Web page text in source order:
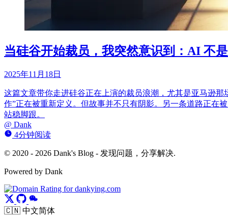
当硅谷开始裁员，我突然意识到：AI 不
2025年11月18日
这篇文章带你走进硅谷正在上演的裁员浪潮，尤其是亚马逊
作”正在被重新定义。但故事并不只有阴影。另一条道路正
站稳脚跟。
@ Dank
4分钟阅读
© 2020 - 2026 Dank's Blog - 发现问题，分享解决.
Powered by Dank
🇨🇳 中文简体